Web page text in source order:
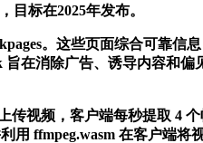
标在2025年发布。
。这些页面综合可靠信
在消除广告、诱导内容和
视频，客户端每秒提取 4
ffmpeg.wasm 在客户端将